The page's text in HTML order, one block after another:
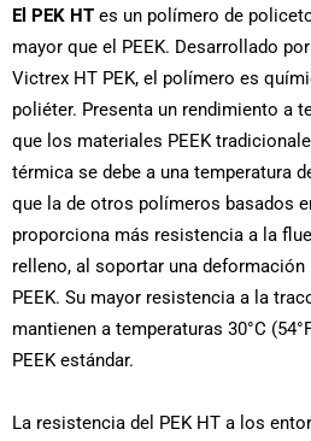
El PEK HT es un polímero de
mayor que el PEEK. Desarrollado
Victrex HT PEK, el polímero es
poliéter. Presenta un rendimiento a
que los materiales PEEK
térmica se debe a una temperatura
que la de otros polímeros basados
proporciona más resistencia a la
relleno, al soportar una deformación
PEEK. Su mayor resistencia a la
mantienen a temperaturas 30°C
PEEK estándar.
La resistencia del PEK HT a los